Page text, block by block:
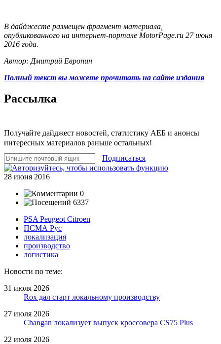
В дайджесте размещен фрагмент материала,
опубликованного на интернет-портале MotorPage.ru 27 июня
2016 года.
Автор: Дмитрий Европин
Полный текст вы можете прочитать на сайте издания
Рассылка
Получайте дайджест новостей, статистику АЕБ и анонсы
интересных материалов раньше остальных!
Подписаться
28 июня 2016
0
6337
PSA Peugeot Citroen
ПСМА Рус
локализация
производство
логистика
Новости по теме:
31 июля 2026
Rox дал старт локальному производству
27 июля 2026
Changan локализует выпуск кроссовера CS75 Plus
22 июля 2026